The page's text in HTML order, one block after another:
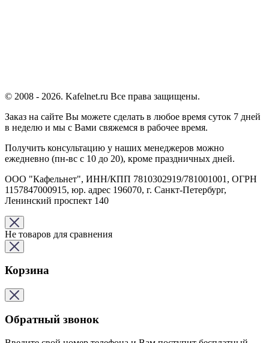
© 2008 - 2026. Kafelnet.ru Все права защищены.
Заказ на сайте Вы можете сделать в любое время суток 7 дней
в неделю и мы с Вами свяжемся в рабочее время.
Получить консультацию у наших менеджеров можно
ежедневно (пн-вс с 10 до 20), кроме праздничных дней.
ООО "Кафельнет", ИНН/КПП 7810302919/781001001, ОГРН
1157847000915, юр. адрес 196070, г. Санкт-Петербург,
Ленинский проспект 140
Не товаров для сравнения
Корзина
Обратный звонок